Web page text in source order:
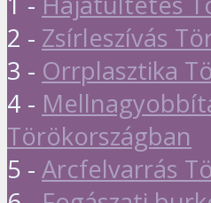
2 - Zsírleszívás
3 - Orrplasztika
4 -
Törökországban
5 - Arcfelvarrás